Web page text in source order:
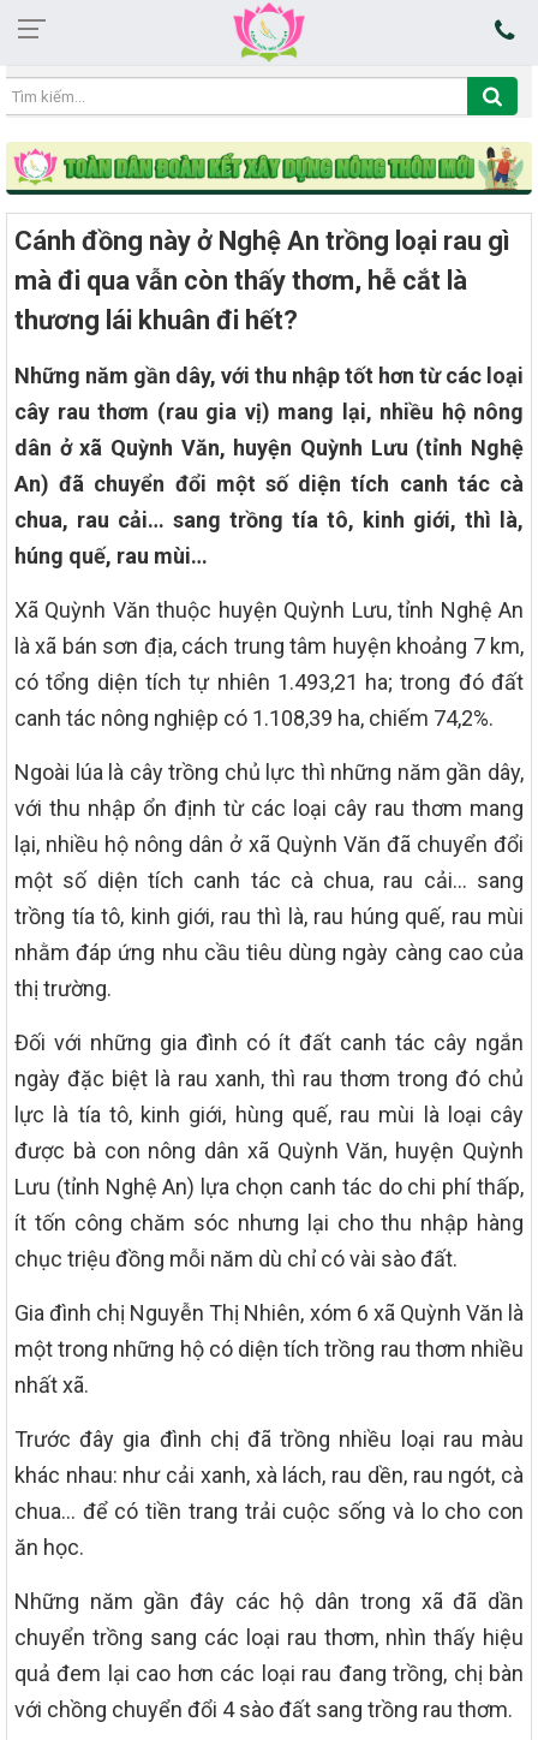
06:14:59 09/08/2026
Cánh đồng này ở Nghệ An trồng loại rau gì
mà đi qua vẫn còn thấy thơm, hễ cắt là
thương lái khuân đi hết?
Những năm gần dây, với thu nhập tốt hơn từ các loại
cây rau thơm (rau gia vị) mang lại, nhiều hộ nông
dân ở xã Quỳnh Văn, huyện Quỳnh Lưu (tỉnh Nghệ
An) đã chuyển đổi một số diện tích canh tác cà
chua, rau cải… sang trồng tía tô, kinh giới, thì là,
húng quế, rau mùi…
Xã Quỳnh Văn thuộc huyện Quỳnh Lưu, tỉnh Nghệ An
là xã bán sơn địa, cách trung tâm huyện khoảng 7 km,
có tổng diện tích tự nhiên 1.493,21 ha; trong đó đất
canh tác nông nghiệp có 1.108,39 ha, chiếm 74,2%.
Ngoài lúa là cây trồng chủ lực thì những năm gần dây,
với thu nhập ổn định từ các loại cây rau thơm mang
lại, nhiều hộ nông dân ở xã Quỳnh Văn đã chuyển đổi
một số diện tích canh tác cà chua, rau cải… sang
trồng tía tô, kinh giới, rau thì là, rau húng quế, rau mùi
nhằm đáp ứng nhu cầu tiêu dùng ngày càng cao của
thị trường.
Đối với những gia đình có ít đất canh tác cây ngắn
ngày đặc biệt là rau xanh, thì rau thơm trong đó chủ
lực là tía tô, kinh giới, hùng quế, rau mùi là loại cây
được bà con nông dân xã Quỳnh Văn, huyện Quỳnh
Lưu (tỉnh Nghệ An) lựa chọn canh tác do chi phí thấp,
ít tốn công chăm sóc nhưng lại cho thu nhập hàng
chục triệu đồng mỗi năm dù chỉ có vài sào đất.
Gia đình chị Nguyễn Thị Nhiên, xóm 6 xã Quỳnh Văn là
một trong những hộ có diện tích trồng rau thơm nhiều
nhất xã.
Trước đây gia đình chị đã trồng nhiều loại rau màu
khác nhau: như cải xanh, xà lách, rau dền, rau ngót, cà
chua… để có tiền trang trải cuộc sống và lo cho con
ăn học.
Những năm gần đây các hộ dân trong xã đã dần
chuyển trồng sang các loại rau thơm, nhìn thấy hiệu
quả đem lại cao hơn các loại rau đang trồng, chị bàn
với chồng chuyển đổi 4 sào đất sang trồng rau thơm.